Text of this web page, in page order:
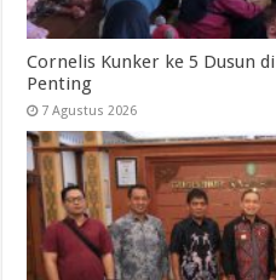
Cornelis Kunker ke 5 Dusun
Penting
7 Agustus 2026